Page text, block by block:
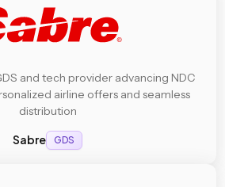
and tech provider advancing NDC
airline offers and seamless
distribution
Sabre GDS